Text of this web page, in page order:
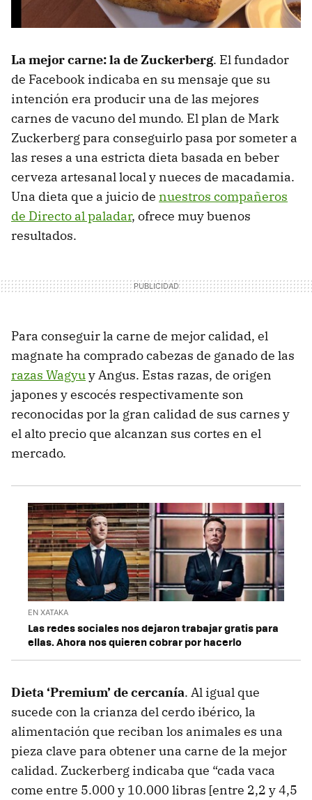
La mejor carne: la de Zuckerberg. El fundador
de Facebook indicaba en su mensaje que su
intención era producir una de las mejores
carnes de vacuno del mundo. El plan de Mark
Zuckerberg para conseguirlo pasa por someter a
las reses a una estricta dieta basada en beber
cerveza artesanal local y nueces de macadamia.
Una dieta que a juicio de nuestros compañeros
de Directo al paladar, ofrece muy buenos
resultados.
Para conseguir la carne de mejor calidad, el
magnate ha comprado cabezas de ganado de las
razas Wagyuy Angus. Estas razas, de origen
japones y escocés respectivamente son
reconocidas por la gran calidad de sus carnes y
el alto precio que alcanzan sus cortes en el
mercado.
EN XATAKA
Las redes sociales nos dejaron trabajar gratis para
ellas. Ahora nos quieren cobrar por hacerlo
Dieta ‘Premium’ de cercanía. Al igual que
sucede con la crianza del cerdo ibérico, la
alimentación que reciban los animales es una
pieza clave para obtener una carne de la mejor
calidad. Zuckerberg indicaba que “cada vaca
come entre 5.000 y 10.000 libras [entre 2,2 y 4,5